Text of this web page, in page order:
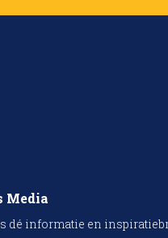
Media
dé informatie en